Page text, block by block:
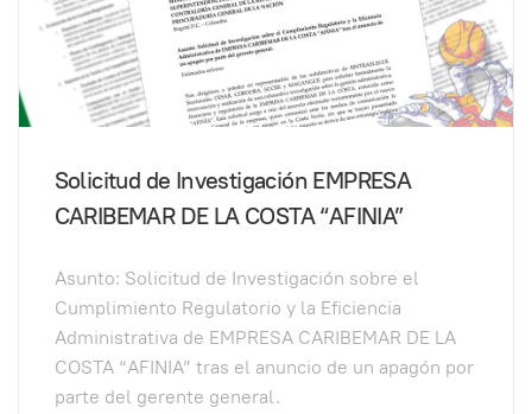
Solicitud de Investigación EMPRESA
CARIBEMAR DE LA COSTA “AFINIA”
Asunto: Solicitud de Investigación sobre el
Cumplimiento Regulatorio y la Eficiencia
Administrativa de EMPRESA CARIBEMAR DE LA
COSTA “AFINIA” tras el anuncio de un apagón por
parte del gerente general.